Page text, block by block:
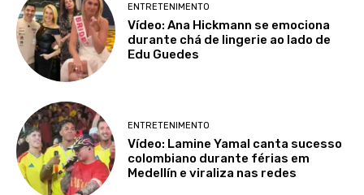
ENTRETENIMENTO
Vídeo: Ana Hickmann se emociona
durante chá de lingerie ao lado de
Edu Guedes
ENTRETENIMENTO
Vídeo: Lamine Yamal canta sucesso
colombiano durante férias em
Medellín e viraliza nas redes